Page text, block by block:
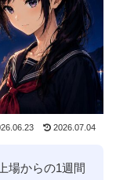
2026.07.04
場からの1週間